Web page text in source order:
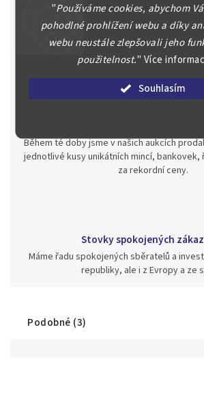
"Používáme cookies, abychom
pohodlné prohlížení webu a díky
webu neustále zlepšovali jeho
použitelnost." Více
Souhlasím
Špičkové služby za
Náš kolektiv specialistů a znalců se Vám
Posoudíme kvalitu a pravost Vašeho
aukci nebo Vám poradíme kam
Během té doby jsme v našich aukcích
jednotlivé kusy unikátních mincí, bankovek,
za rekordní ceny.
Stovky spokojených
Máme řadu spokojených sběratelů a
republiky, ale i z Evropy a ze
Podobné (3)